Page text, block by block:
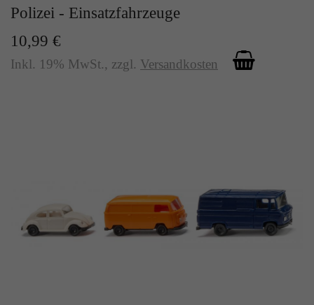
Polizei - Einsatzfahrzeuge
10,99 €
Inkl. 19% MwSt., zzgl. Versandkosten
Solange es gesetzt ist, werden bestimmte